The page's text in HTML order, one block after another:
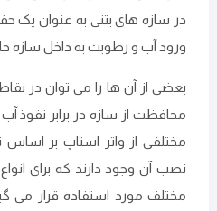
در سازه‌ های بتنی به عنوان یک
ورود آب و رطوبت به داخل سازه
بعضی از آن ‌ها را می توان در
محافظت از سازه در برابر نفوذ
مختلفی از واتر استاپ بر اساس
نصب آن وجود دارند که برای
مختلف مورد استفاده قرار می‌